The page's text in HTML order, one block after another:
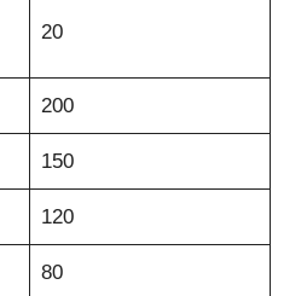
20
200
150
120
80